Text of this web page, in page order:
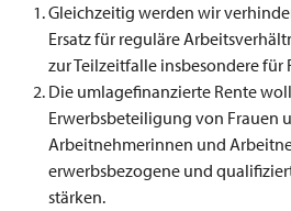
Gleichzeitig werden wir
Ersatz für reguläre
zur Teilzeitfalle insbesondere für
Die umlagefinanzierte Rente
Erwerbsbeteiligung von Frauen
Arbeitnehmerinnen und
erwerbsbezogene und
stärken.